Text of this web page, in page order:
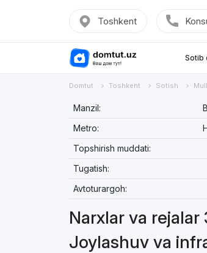
Toshkent
Sotib
Domtut Toshkent Sotish
Manzil:
Metro:
Topshirish muddati:
Tugatish:
Avtoturargoh:
Narxlar va
Joylashuv va